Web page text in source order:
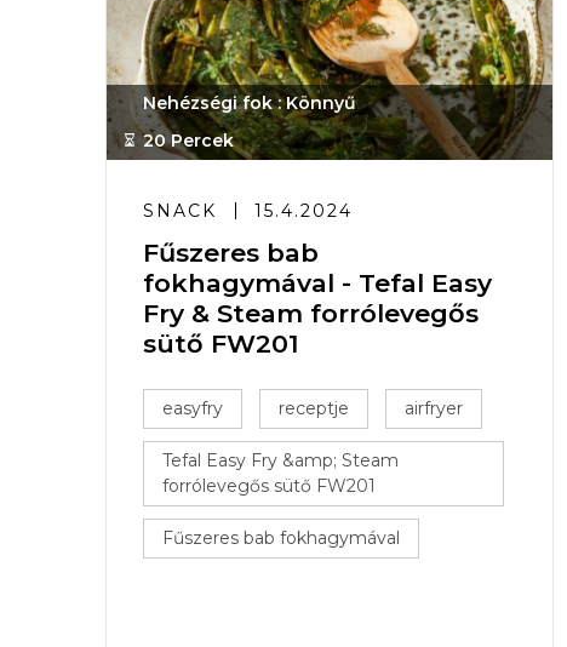
Nehézségi fok : Könnyű
20 Percek
SNACK 15.4.2024
Fűszeres bab
fokhagymával - Tefal Easy
Fry & Steam forrólevegős
sütő FW201
easyfry receptje airfryer
Tefal Easy Fry &amp; Steam
forrólevegős sütő FW201
Fűszeres bab fokhagymával